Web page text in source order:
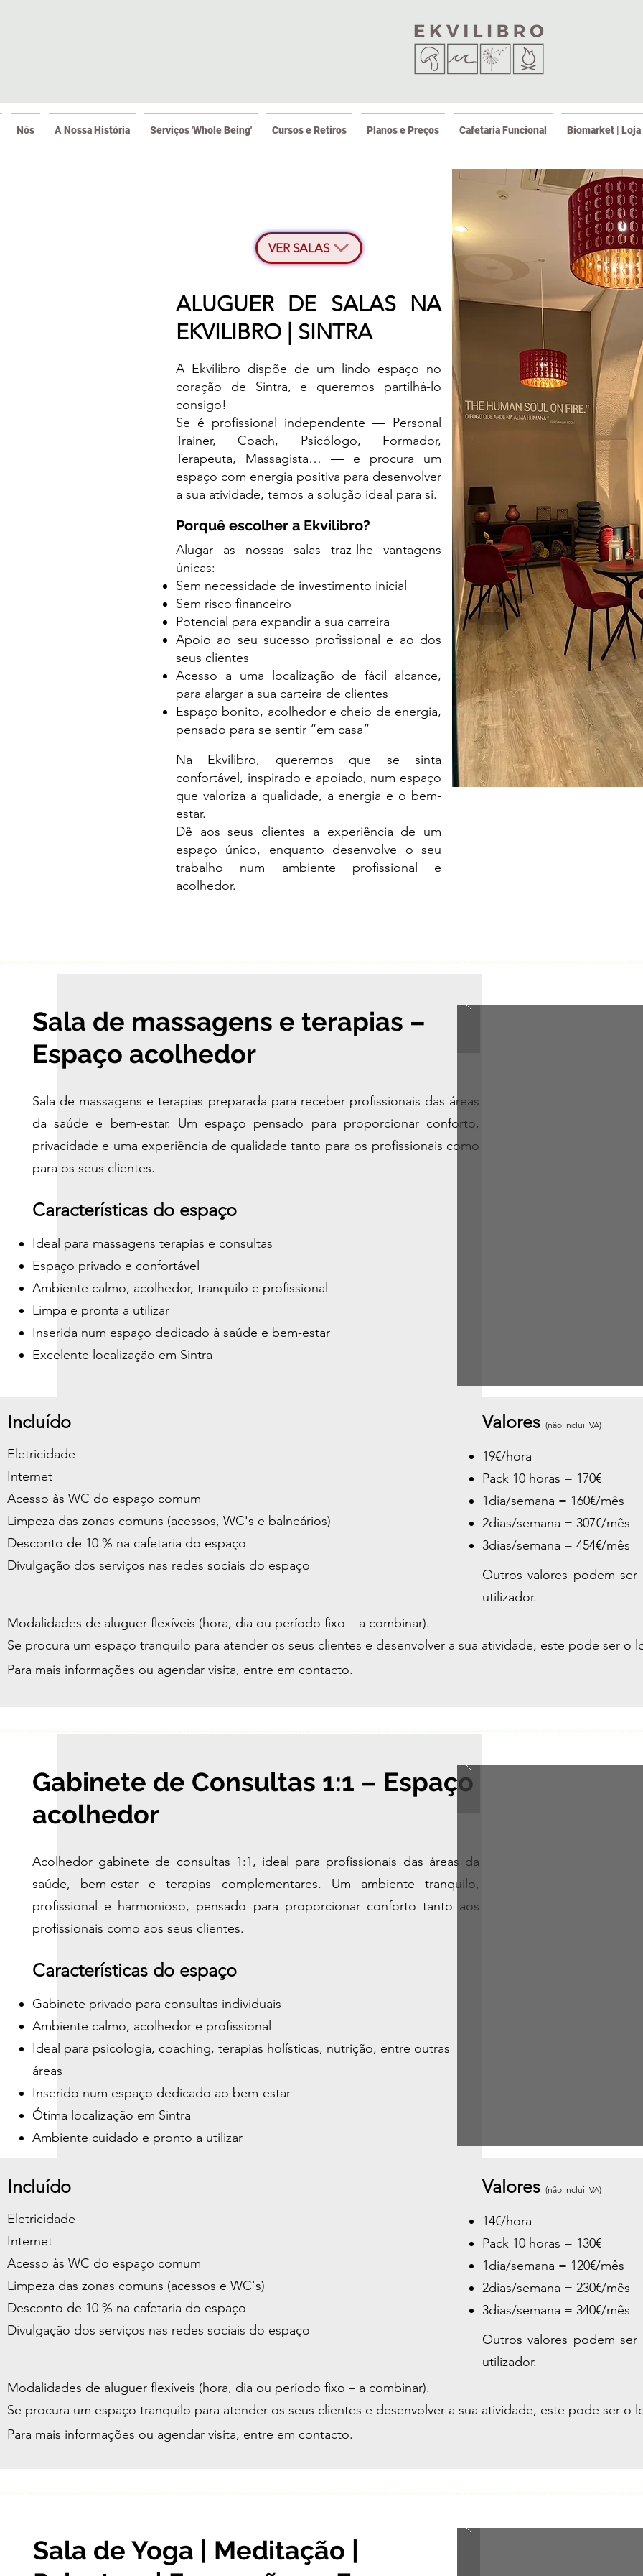
Nós A Nossa História Serviços 'Whole Being' Cursos e Retiros Planos e Preços Cafetaria Funcional Biomarket |
VER SALAS
ALUGUER DE SALAS NA
EKVILIBRO | SINTRA
A Ekvilibro dispõe de um lindo espaço no
coração de Sintra, e queremos partilhá-lo
consigo!
Se é profissional independente — Personal
Trainer, Coach, Psicólogo, Formador,
Terapeuta, Massagista… — e procura um
espaço com energia positiva para desenvolver
a sua atividade, temos a solução ideal para si.
Porquê escolher a Ekvilibro?
Alugar as nossas salas traz-lhe vantagens
únicas:
Sem necessidade de investimento inicial
Sem risco financeiro
Potencial para expandir a sua carreira
Apoio ao seu sucesso profissional e ao dos
seus clientes
Acesso a uma localização de fácil alcance,
para alargar a sua carteira de clientes
Espaço bonito, acolhedor e cheio de energia,
pensado para se sentir “em casa”
Na Ekvilibro, queremos que se sinta
confortável, inspirado e apoiado, num espaço
que valoriza a qualidade, a energia e o bem-
estar.
Dê aos seus clientes a experiência de um
espaço único, enquanto desenvolve o seu
trabalho num ambiente profissional e
acolhedor.
Sala de massagens e terapias –
Espaço acolhedor
Sala de massagens e terapias preparada para receber profissionais das áreas
da saúde e bem-estar. Um espaço pensado para proporcionar conforto,
privacidade e uma experiência de qualidade tanto para os profissionais como
para os seus clientes.
Características do espaço
Ideal para massagens terapias e consultas
Espaço privado e confortável
Ambiente calmo, acolhedor, tranquilo e profissional
Limpa e pronta a utilizar
Inserida num espaço dedicado à saúde e bem-estar
Excelente localização em Sintra
Valores (não inclui IVA)
19€/hora
Pack 10 horas = 170€
1dia/semana = 160€/mês
2dias/semana = 307€/mês
3dias/semana = 454€/mês
Outros valores podem
utilizador.
Incluído
Eletricidade
Internet
Acesso às WC do espaço comum
Limpeza das zonas comuns (acessos, WC's e balneários)
Desconto de 10 % na cafetaria do espaço
Divulgação dos serviços nas redes sociais do espaço
Modalidades de aluguer flexíveis (hora, dia ou período fixo – a combinar).
Se procura um espaço tranquilo para atender os seus clientes e desenvolver a sua atividade, este pode ser o
Para mais informações ou agendar visita, entre em contacto.
Gabinete de Consultas 1:1 – Espaço
acolhedor
Acolhedor gabinete de consultas 1:1, ideal para profissionais das áreas da
saúde, bem-estar e terapias complementares. Um ambiente tranquilo,
profissional e harmonioso, pensado para proporcionar conforto tanto aos
profissionais como aos seus clientes.
Características do espaço
Gabinete privado para consultas individuais
Ambiente calmo, acolhedor e profissional
Ideal para psicologia, coaching, terapias holísticas, nutrição, entre outras
áreas
Inserido num espaço dedicado ao bem-estar
Ótima localização em Sintra
Ambiente cuidado e pronto a utilizar
Valores (não inclui IVA)
14€/hora
Pack 10 horas = 130€
1dia/semana = 120€/mês
2dias/semana = 230€/mês
3dias/semana = 340€/mês
Outros valores podem
utilizador.
Incluído
Eletricidade
Internet
Acesso às WC do espaço comum
Limpeza das zonas comuns (acessos e WC's)
Desconto de 10 % na cafetaria do espaço
Divulgação dos serviços nas redes sociais do espaço
Modalidades de aluguer flexíveis (hora, dia ou período fixo – a combinar).
Se procura um espaço tranquilo para atender os seus clientes e desenvolver a sua atividade, este pode ser o
Para mais informações ou agendar visita, entre em contacto.
Sala de Yoga | Meditação |